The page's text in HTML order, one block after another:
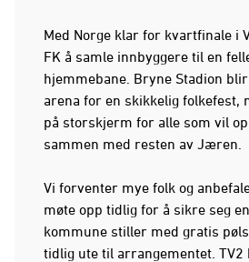
Med Norge klar for kvartfinale i
FK å samle innbyggere til en
hjemmebane. Bryne Stadion
arena for en skikkelig folkefest,
på storskjerm for alle som vil
sammen med resten av Jæren.
Vi forventer mye folk og
møte opp tidlig for å sikre seg
kommune stiller med gratis
tidlig ute til arrangementet. TV2